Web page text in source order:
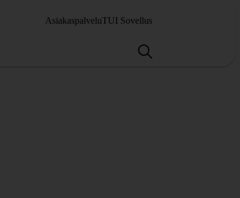
AsiakaspalveluTUI Sovellus